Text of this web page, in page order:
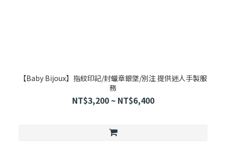
【Baby Bijoux】指紋印記/封蠟章銀墜/別注 提供迷人手製服
務
NT$3,200 ~ NT$6,400